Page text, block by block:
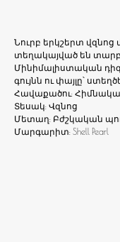
Նուրբ երկշերտ վզնոց
տեղակայված են
Մինիմալիստական
գույնն ու փայլը՝
Հավաքածու:
Տեսակ: Վզնոց
Մետաղ: Բժշկական
Մարգարիտ: Shell Pearl